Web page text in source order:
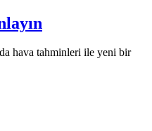
hava tahminleri ile yeni bir